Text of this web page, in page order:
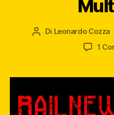
Autore
Di Leonardo Cozza
1